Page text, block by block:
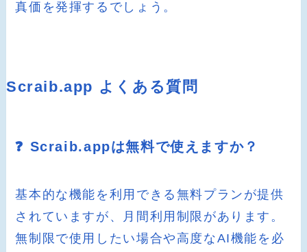
真価を発揮するでしょう。
Scraib.app よくある質問
❓ Scraib.appは無料で使えますか？
基本的な機能を利用できる無料プランが提供
されていますが、月間利用制限があります。
無制限で使用したい場合や高度なAI機能を必